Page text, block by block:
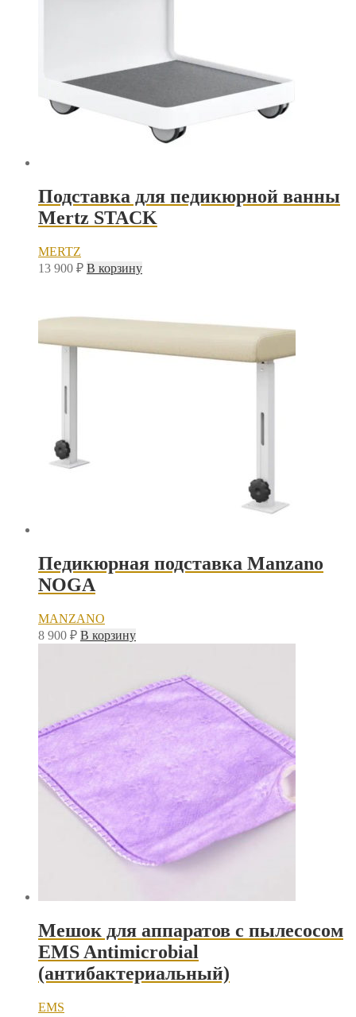
Подставка для педикюрной ванны
Mertz STACK
MERTZ
13 900 ₽ В корзину
Педикюрная подставка Manzano
NOGA
MANZANO
8 900 ₽ В корзину
Мешок для аппаратов с пылесосом
EMS Antimicrobial
(антибактериальный)
EMS